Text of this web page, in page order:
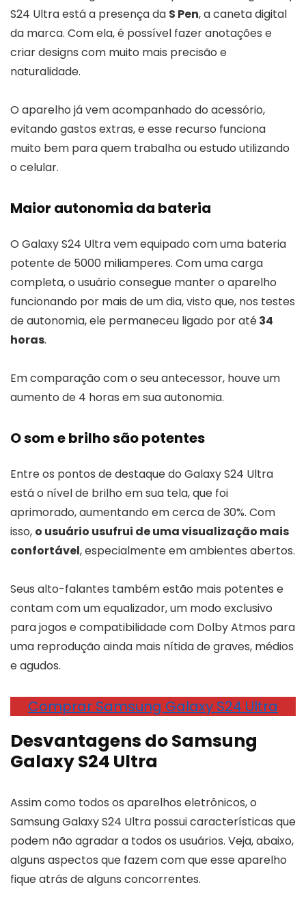
S24 Ultra está a presença da S Pen, a caneta digital
da marca. Com ela, é possível fazer anotações e
criar designs com muito mais precisão e
naturalidade.
O aparelho já vem acompanhado do acessório,
evitando gastos extras, e esse recurso funciona
muito bem para quem trabalha ou estudo utilizando
o celular.
Maior autonomia da bateria
O Galaxy S24 Ultra vem equipado com uma bateria
potente de 5000 miliamperes. Com uma carga
completa, o usuário consegue manter o aparelho
funcionando por mais de um dia, visto que, nos testes
de autonomia, ele permaneceu ligado por até34
horas.
Em comparação com o seu antecessor, houve um
aumento de 4 horas em sua autonomia.
O som e brilho são potentes
Entre os pontos de destaque do Galaxy S24 Ultra
está o nível de brilho em sua tela, que foi
aprimorado, aumentando em cerca de 30%. Com
isso, o usuário usufrui de uma visualização mais
confortável, especialmente em ambientes abertos.
Seus alto-falantes também estão mais potentes e
contam com um equalizador, um modo exclusivo
para jogos e compatibilidade com Dolby Atmos para
uma reprodução ainda mais nítida de graves, médios
e agudos.
Comprar Samsung Galaxy S24 Ultra
Desvantagens do Samsung
Galaxy S24 Ultra
Assim como todos os aparelhos eletrônicos, o
Samsung Galaxy S24 Ultra possui características que
podem não agradar a todos os usuários. Veja, abaixo,
alguns aspectos que fazem com que esse aparelho
fique atrás de alguns concorrentes.